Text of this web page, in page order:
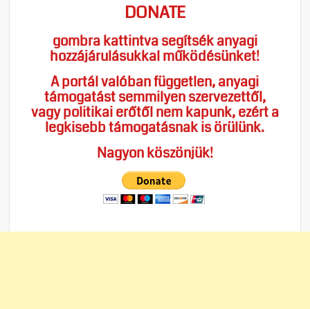
DONATE
gombra kattintva segítsék anyagi
hozzájárulásukkal működésünket!
A portál valóban független, anyagi
támogatást semmilyen szervezettől,
vagy politikai erőtől nem kapunk, ezért a
legkisebb támogatásnak is örülünk.
Nagyon köszönjük!